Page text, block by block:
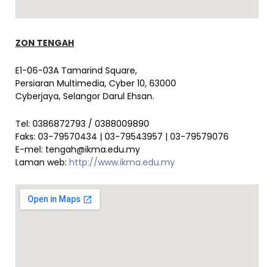
ZON TENGAH
E1-06-03A Tamarind Square,
Persiaran Multimedia, Cyber 10, 63000
Cyberjaya, Selangor Darul Ehsan.
Tel: 0386872793 / 0388009890
Faks: 03-79570434 | 03-79543957 | 03-79579076
E-mel: tengah@ikma.edu.my
Laman web: http://www.ikma.edu.my